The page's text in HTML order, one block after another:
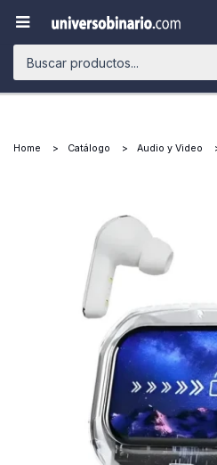

Home Catálogo Audio y Video